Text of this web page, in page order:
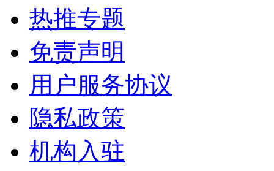
热推专题
免责声明
用户服务协议
隐私政策
机构入驻